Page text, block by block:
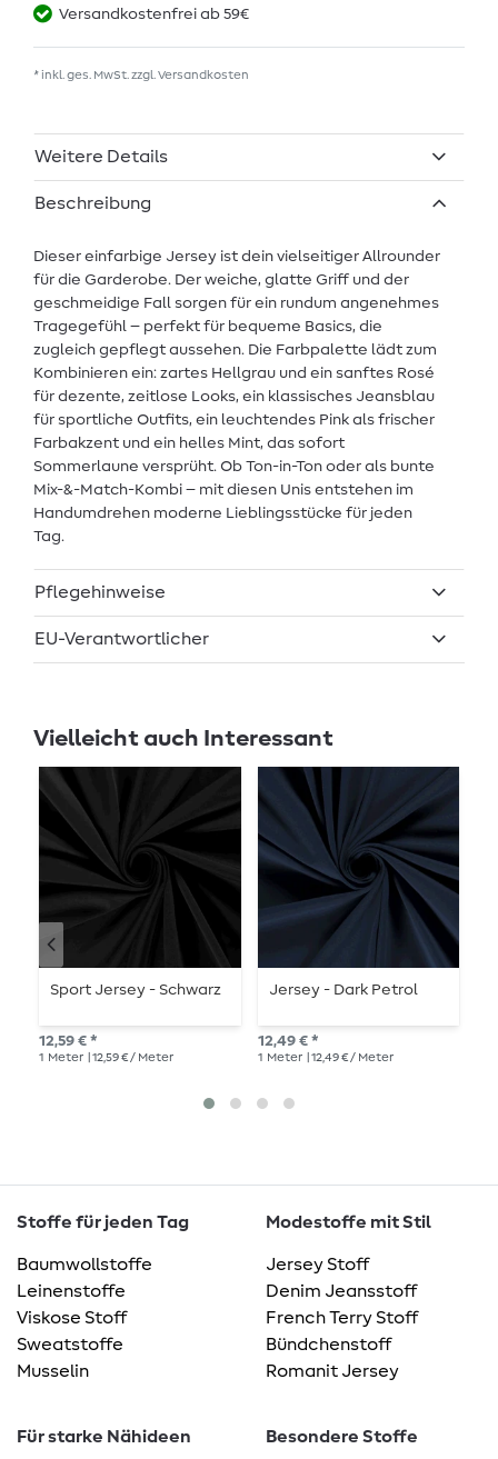
Versandkostenfrei ab 59€
* inkl. ges. MwSt. zzgl. Versandkosten
Weitere Details
Beschreibung
Dieser einfarbige Jersey ist dein vielseitiger Allrounder
für die Garderobe. Der weiche, glatte Griff und der
geschmeidige Fall sorgen für ein rundum angenehmes
Tragegefühl – perfekt für bequeme Basics, die
zugleich gepflegt aussehen. Die Farbpalette lädt zum
Kombinieren ein: zartes Hellgrau und ein sanftes Rosé
für dezente, zeitlose Looks, ein klassisches Jeansblau
für sportliche Outfits, ein leuchtendes Pink als frischer
Farbakzent und ein helles Mint, das sofort
Sommerlaune versprüht. Ob Ton-in-Ton oder als bunte
Mix-&-Match-Kombi – mit diesen Unis entstehen im
Handumdrehen moderne Lieblingsstücke für jeden
Tag.
Pflegehinweise
EU-Verantwortlicher
Vielleicht auch Interessant
Sport Jersey - Schwarz
12,59 € *
1 Meter | 12,59 € / Meter
Jersey - Dark Petrol
12,49 € *
1 Meter | 12,49 € / Meter
Stoffe für jeden Tag
Baumwollstoffe
Leinenstoffe
Viskose Stoff
Sweatstoffe
Musselin
Modestoffe mit Stil
Jersey Stoff
Denim Jeansstoff
French Terry Stoff
Bündchenstoff
Romanit Jersey
Für starke Nähideen Besondere Stoffe